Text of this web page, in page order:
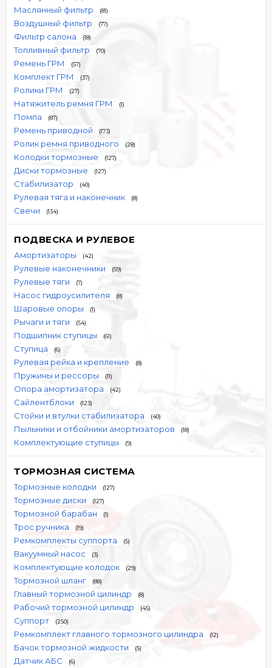
Маслянный фильтр (81)
Воздушный фильтр (77)
Фильтр салона (18)
Топливный фильтр (70)
Ремень ГРМ (57)
Комплект ГРМ (37)
Ролики ГРМ (27)
Натяжитель ремня ГРМ (1)
Помпа (87)
Ремень приводной (173)
Ролик ремня приводного (28)
Колодки тормозные (127)
Диски тормозные (127)
Стабилизатор (40)
Рулевая тяга и наконечник (8)
Свечи (134)
ПОДВЕСКА И РУЛЕВОЕ
Амортизаторы (42)
Рулевые наконечники (59)
Рулевые тяги (7)
Насос гидроусилителя (8)
Шаровые опоры (1)
Рычаги и тяги (54)
Подшипник ступицы (61)
Ступица (6)
Рулевая рейка и крепление (8)
Пружины и рессоры (11)
Опора амортизатора (42)
Сайлентблоки (123)
Стойки и втулки стабилизатора (40)
Пыльники и отбойники амортизаторов (18)
Комплектующие ступицы (9)
ТОРМОЗНАЯ СИСТЕМА
Тормозные колодки (127)
Тормозные диски (127)
Тормозной барабан (1)
Трос ручника (19)
Ремкомплекты суппорта (5)
Вакуумный насос (3)
Комплектующие колодок (29)
Тормозной шланг (88)
Главный тормозной цилиндр (8)
Рабочий тормозной цилиндр (45)
Суппорт (250)
Ремкомплект главного тормозного цилиндра (12)
Бачок тормозной жидкости (5)
Датчик АБС (6)